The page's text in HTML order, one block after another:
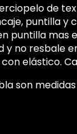
de
puntilla y
puntilla mas
y no resbale
elástico.
son